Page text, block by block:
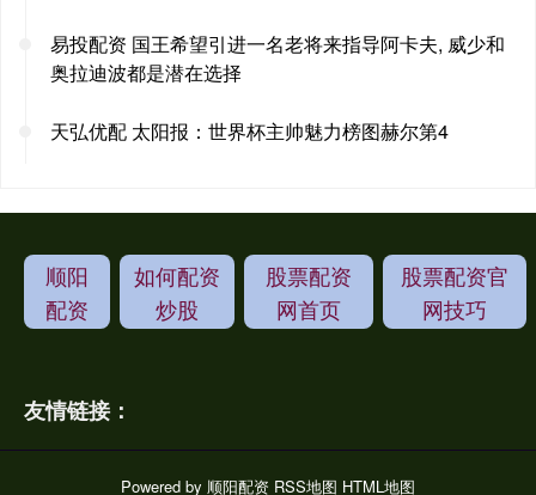
易投配资 国王希望引进一名老将来指导阿卡夫, 威少和
奥拉迪波都是潜在选择
天弘优配 太阳报：世界杯主帅魅力榜图赫尔第4
顺阳
配资
如何配资
炒股
股票配资
网首页
股票配资官
网技巧
友情链接：
Powered by 顺阳配资 RSS地图 HTML地图